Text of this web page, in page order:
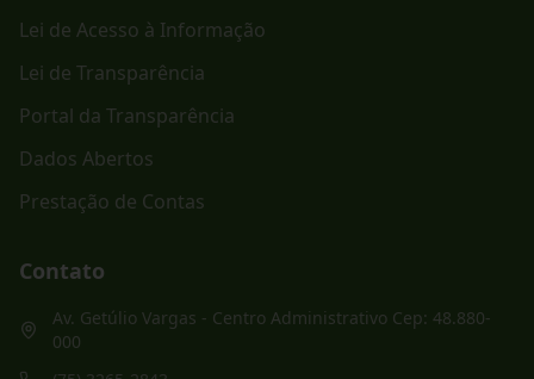
Lei de Acesso à Informação
Lei de Transparência
Portal da Transparência
Dados Abertos
Prestação de Contas
Contato
Av. Getúlio Vargas - Centro Administrativo Cep: 48.880-
000